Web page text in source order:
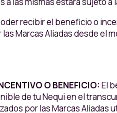
recibir el beneficio o
Marcas Aliadas desde el
O BENEFICIO: El
de tu Nequi en el
por las Marcas Aliadas